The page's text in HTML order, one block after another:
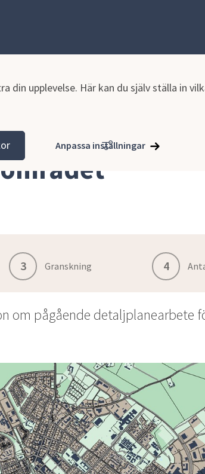
upplevelse. Här kan du själv ställa in
Anpassa inställningar
Pågående detaljplaner
3 Granskning 4
om pågående detaljplanearbete